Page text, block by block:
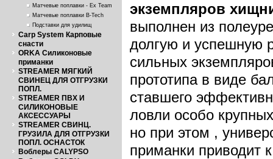
Матчевые поплавки - Ex Team
Матчевые поплавки B-Tech
Подставки для удилищ
Carp System Карповые
снасти
ORKA Силиконовые
приманки
STREAMER МЯГКИЙ
СВИНЕЦ ДЛЯ ОТГРУЗКИ
ПОПЛ.
STREAMER ПВХ И
СИЛИКОНОВЫЕ
АКСЕССУАРЫ
STREAMER СВИНЦ.
ГРУЗИЛА ДЛЯ ОТГРУЗКИ
ПОПЛ. ОСНАСТОК
Воблеры CALYPSO
экземпляров
выполнен из
долгую и успешную
сильных
прототипа в виде
ставшего
ловли особо
но при этом ,
приманки приводит